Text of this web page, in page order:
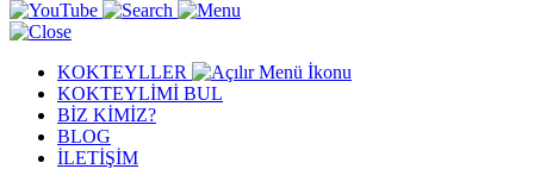
KOKTEYLLER
KOKTEYLİMİ BUL
BİZ KİMİZ?
BLOG
İLETİŞİM